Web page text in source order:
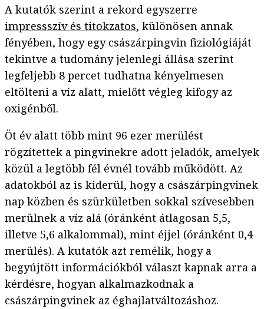
A kutatók szerint a rekord egyszerre
impressszív és titokzatos, különösen annak
fényében, hogy egy császárpingvin fiziológiáját
tekintve a tudomány jelenlegi állása szerint
legfeljebb 8 percet tudhatna kényelmesen
eltölteni a víz alatt, mielőtt végleg kifogy az
oxigénből.
Öt év alatt több mint 96 ezer merülést
rögzítettek a pingvinekre adott jeladók, amelyek
közül a legtöbb fél évnél tovább működött. Az
adatokból az is kiderül, hogy a császárpingvinek
nap közben és szürkületben sokkal szívesebben
merülnek a víz alá (óránként átlagosan 5,5,
illetve 5,6 alkalommal), mint éjjel (óránként 0,4
merülés). A kutatók azt remélik, hogy a
begyújtött információkból választ kapnak arra a
kérdésre, hogyan alkalmazkodnak a
császárpingvinek az éghajlatváltozáshoz.